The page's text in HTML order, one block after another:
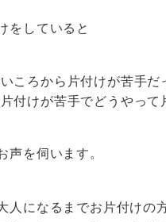
をしていると
ころから片付けが苦手だ
付けが苦手でどうやって
声を伺います。
人になるまでお片付けの